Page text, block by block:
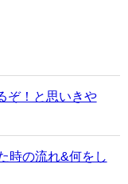
ぞ！と思いきや
時の流れ&何をし